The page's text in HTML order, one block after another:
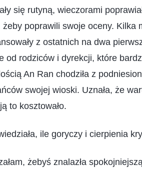
się rutyną, wieczorami
poprawili swoje oceny. Kilka
z ostatnich na dwa
od rodziców i dyrekcji, które
An Ran chodziła z
swojej wioski. Uznała, że
to kosztowało.
ile goryczy i cierpienia
żebyś znalazła